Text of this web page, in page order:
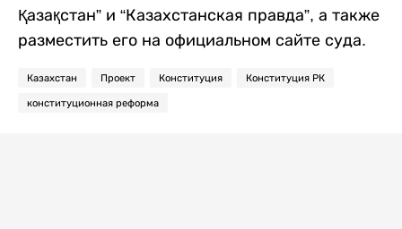
Қазақстан” и “Казахстанская правда”, а также
разместить его на официальном сайте суда.
Казахстан Проект Конституция Конституция РК
конституционная реформа